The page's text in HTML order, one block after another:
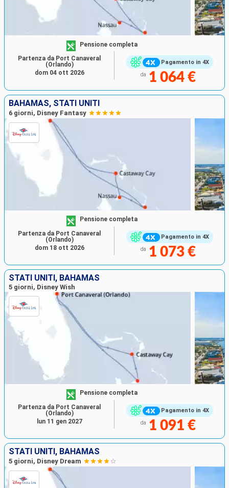
Pagamento in 4X
Pensione completa
da 1 064 €
Partenza da Port Canaveral
(Orlando)
dom 04 ott 2026
BAHAMAS, STATI UNITI
6 giorni, Disney Fantasy
Pagamento in 4X
Pensione completa
da 1 073 €
Partenza da Port Canaveral
(Orlando)
dom 18 ott 2026
STATI UNITI, BAHAMAS
5 giorni, Disney Wish
Pagamento in 4X
Pensione completa
da 1 091 €
Partenza da Port Canaveral
(Orlando)
lun 11 gen 2027
STATI UNITI, BAHAMAS
5 giorni, Disney Dream